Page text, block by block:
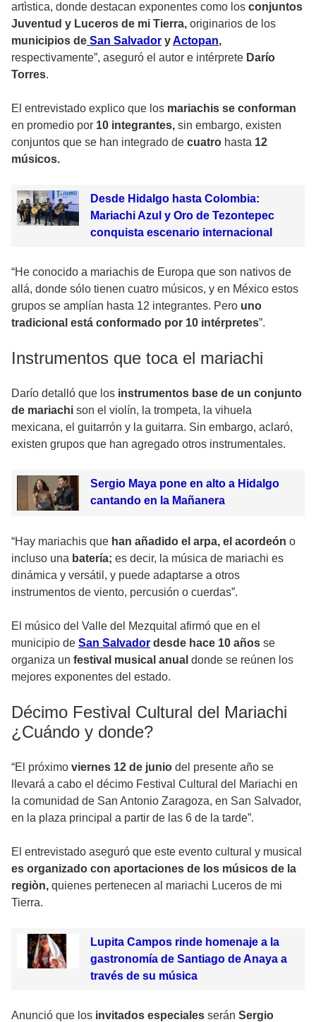
artìstica, donde destacan exponentes como los conjuntos
Juventud y Luceros de mi Tierra, originarios de los
municipios de San Salvador yActopan,
respectivamente”, aseguró el autor e intérprete Darío
Torres.
El entrevistado explico que los mariachis se conforman
en promedio por 10 integrantes, sin embargo, existen
conjuntos que se han integrado de cuatro hasta 12
músicos.
Desde Hidalgo hasta Colombia:
Mariachi Azul y Oro de Tezontepec
conquista escenario internacional
“He conocido a mariachis de Europa que son nativos de
allá, donde sólo tienen cuatro músicos, y en México estos
grupos se amplían hasta 12 integrantes. Pero uno
tradicional está conformado por 10 intérpretes”.
Instrumentos que toca el mariachi
Darío detalló que los instrumentos base de un conjunto
de mariachi son el violín, la trompeta, la vihuela
mexicana, el guitarrón y la guitarra. Sin embargo, aclaró,
existen grupos que han agregado otros instrumentales.
Sergio Maya pone en alto a Hidalgo
cantando en la Mañanera
“Hay mariachis que han añadido el arpa, el acordeón o
incluso una batería; es decir, la música de mariachi es
dinámica y versátil, y puede adaptarse a otros
instrumentos de viento, percusión o cuerdas”.
El músico del Valle del Mezquital afirmó que en el
municipio de San Salvador desde hace 10 años se
organiza un festival musical anual donde se reúnen los
mejores exponentes del estado.
Décimo Festival Cultural del Mariachi
¿Cuándo y donde?
“El próximo viernes 12 de junio del presente año se
llevará a cabo el décimo Festival Cultural del Mariachi en
la comunidad de San Antonio Zaragoza, en San Salvador,
en la plaza principal a partir de las 6 de la tarde”.
El entrevistado aseguró que este evento cultural y musical
es organizado con aportaciones de los músicos de la
regiòn, quienes pertenecen al mariachi Luceros de mi
Tierra.
Lupita Campos rinde homenaje a la
gastronomía de Santiago de Anaya a
través de su música
Anunció que los invitados especiales serán Sergio